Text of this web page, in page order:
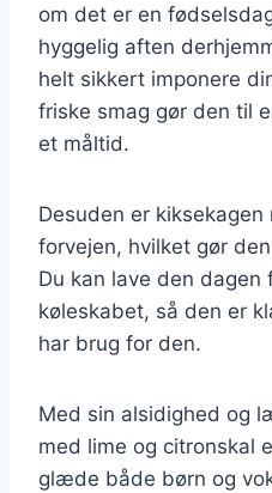
om det er en
hyggelig aften
helt sikkert imponere
friske smag gør den til
et måltid.
Desuden er
forvejen, hvilket gør
Du kan lave den dagen
køleskabet, så den er
har brug for den.
Med sin alsidighed og
med lime og citronskal
glæde både børn og